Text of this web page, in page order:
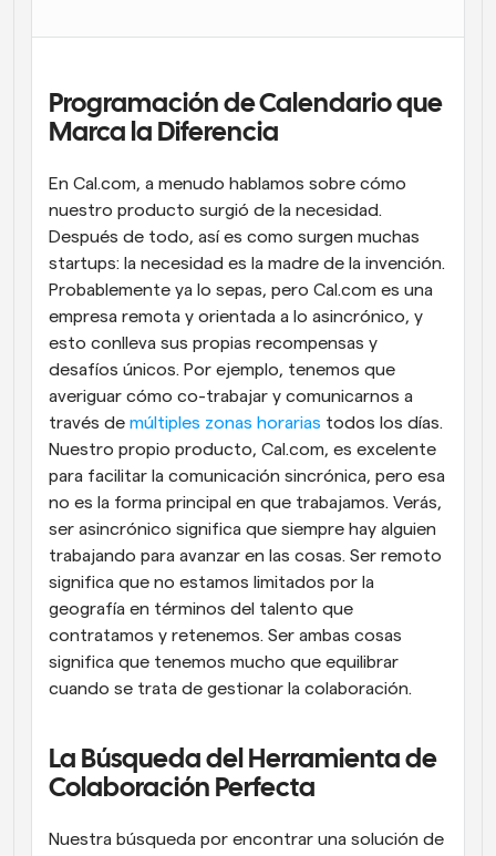
Programación potenciadda con llamadas
Flujos de trabajo
Blog
Mantente al día con las últimas noticias y
Reuniones Instantáneas
Reúnete con clientes en minutos
Enlaces de Grupo Dinámico
Reserva reuniones de forma fluida con varias personas
Webhooks
Recibe notificaciones cuando ocurra algo
Programación de Calendario que
Marca la Diferencia
En Cal.com, a menudo hablamos sobre cómo
nuestro producto surgió de la necesidad.
Después de todo, así es como surgen muchas
startups: la necesidad es la madre de la invención.
Probablemente ya lo sepas, pero Cal.com es una
empresa remota y orientada a lo asincrónico, y
esto conlleva sus propias recompensas y
desafíos únicos. Por ejemplo, tenemos que
averiguar cómo co-trabajar y comunicarnos a
través de múltiples zonas horarias todos los días.
Nuestro propio producto, Cal.com, es excelente
para facilitar la comunicación sincrónica, pero esa
no es la forma principal en que trabajamos. Verás,
ser asincrónico significa que siempre hay alguien
trabajando para avanzar en las cosas. Ser remoto
significa que no estamos limitados por la
geografía en términos del talento que
contratamos y retenemos. Ser ambas cosas
significa que tenemos mucho que equilibrar
cuando se trata de gestionar la colaboración.
La Búsqueda del Herramienta de
Colaboración Perfecta
Nuestra búsqueda por encontrar una solución de